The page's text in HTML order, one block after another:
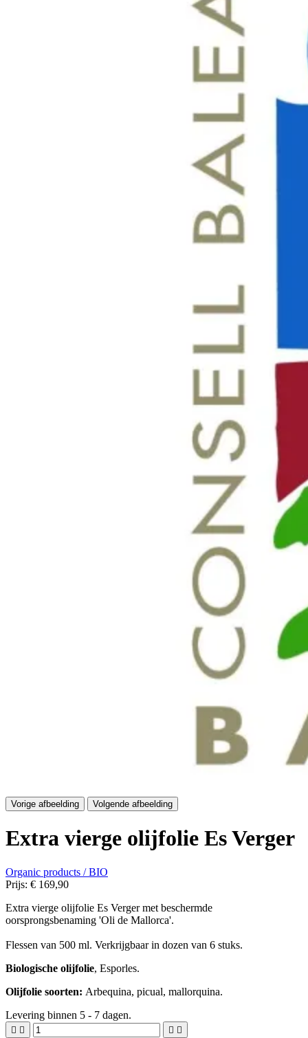
Vorige afbeelding Volgende afbeelding
Extra vierge olijfolie Es Verger
Organic products / BIO
Prijs: € 169,90
Extra vierge olijfolie Es Verger met beschermde
oorsprongsbenaming 'Oli de Mallorca'.
Flessen van 500 ml. Verkrijgbaar in dozen van 6 stuks.
Biologische olijfolie, Esporles.
Olijfolie soorten: Arbequina, picual, mallorquina.
Levering binnen 5 - 7 dagen.
   